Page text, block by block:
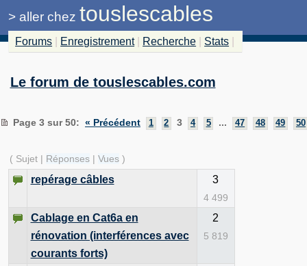
>aller chez touslescables
Forums Enregistrement Recherche Stats
Le forum de touslescables.com
Page 3 sur 50: « Précédent 1 2 3 4 5 ... 47 48 49 50
( Sujet | Réponses| Vues )
repérage câbles 3
4 499
Cablage en Cat6a en
rénovation (interférences avec
courants forts)
2
5 819